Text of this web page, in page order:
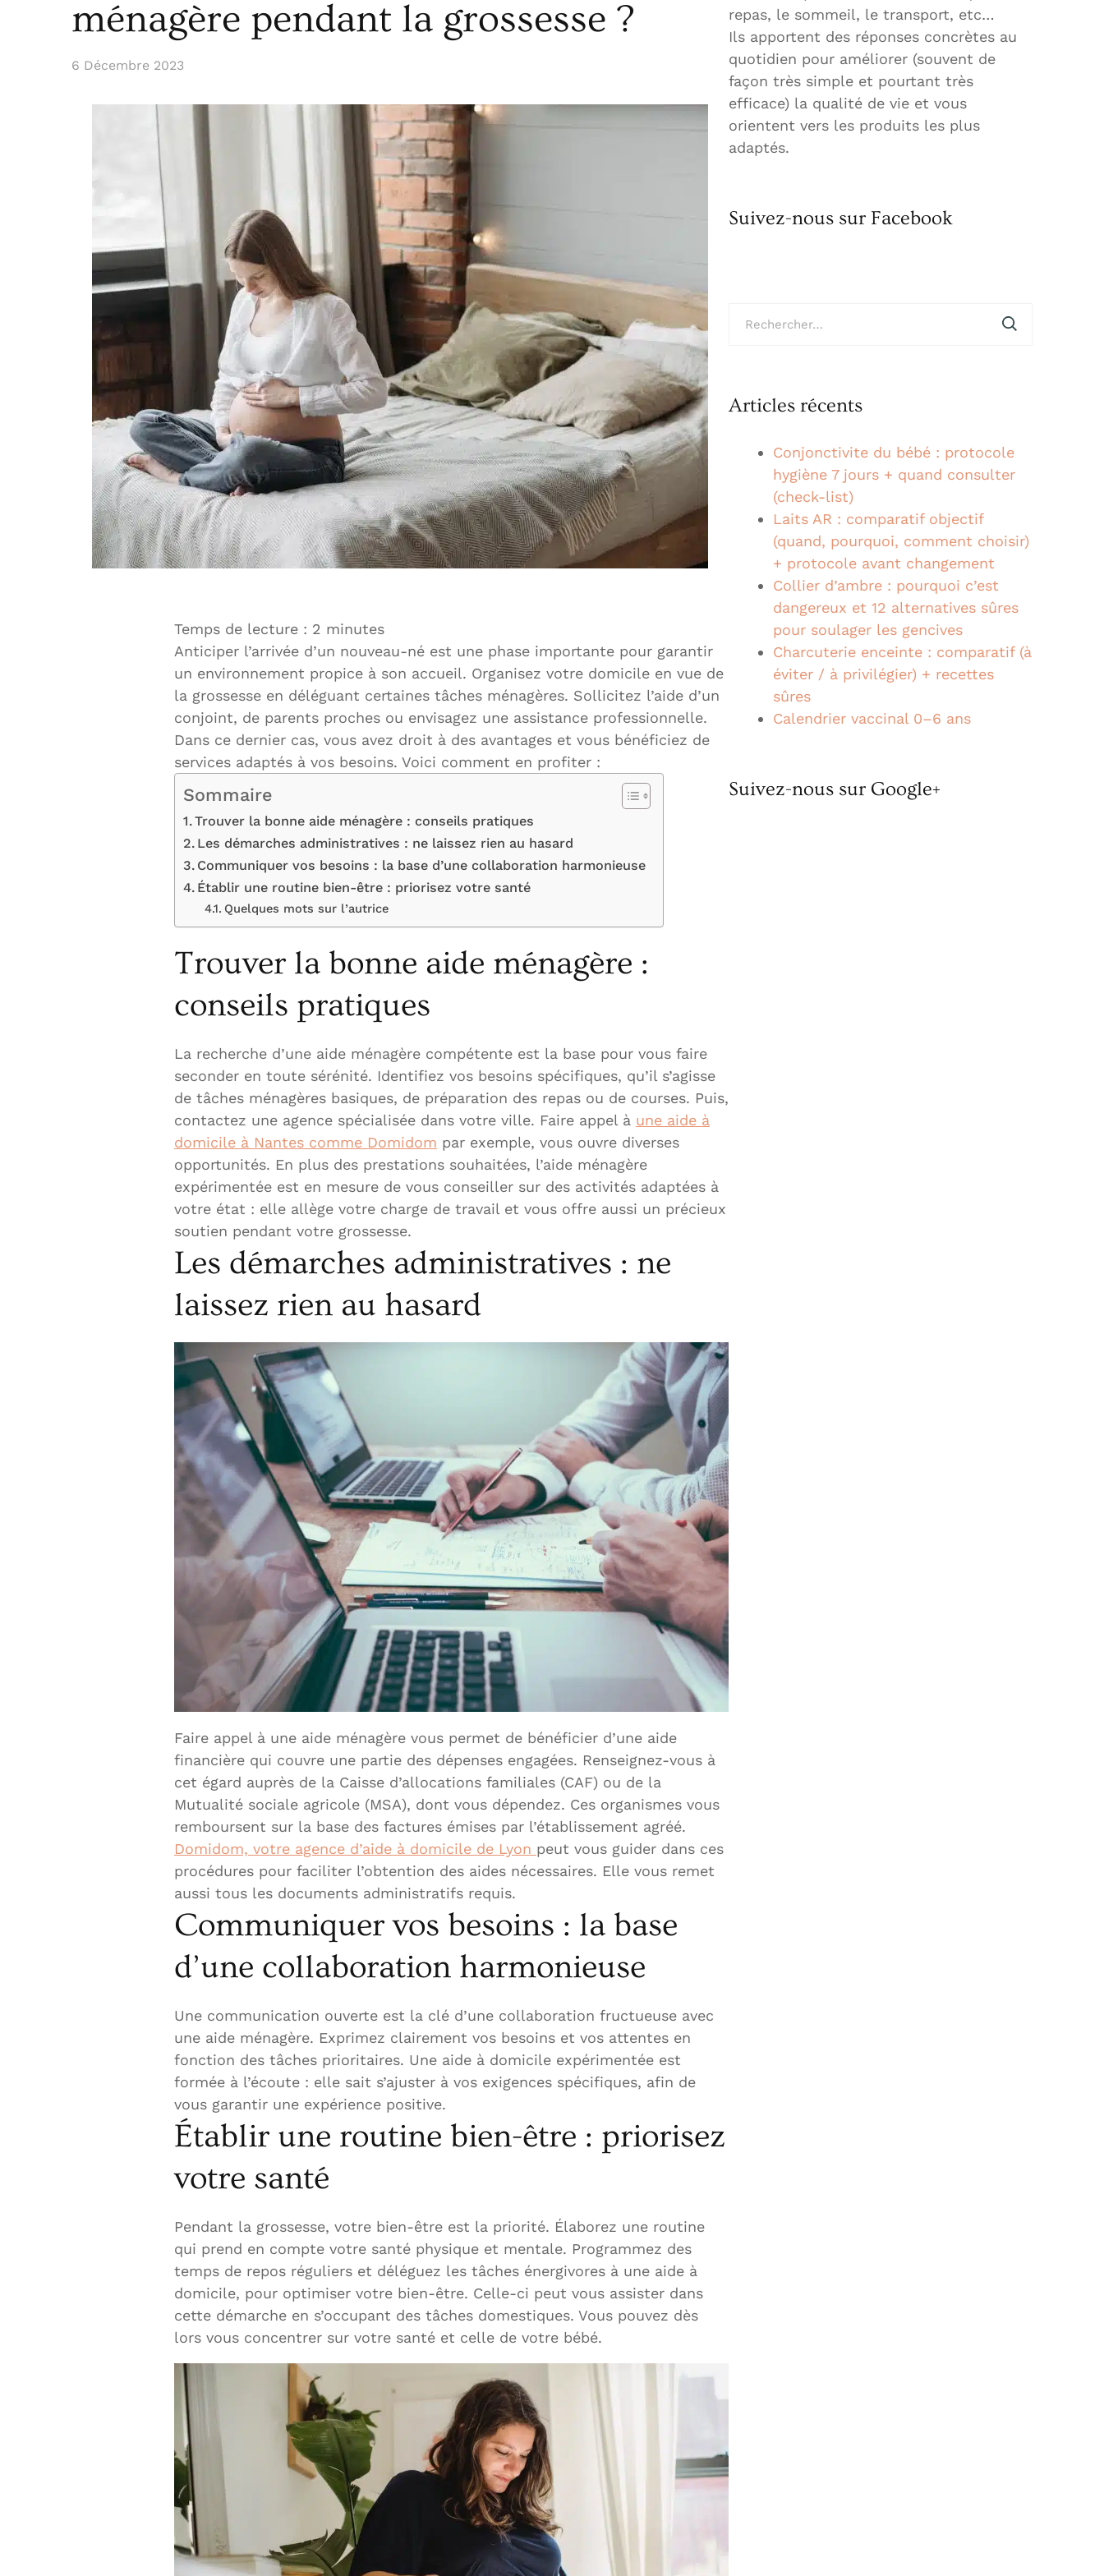
ménagère pendant la grossesse ?
6 Décembre 2023
Temps de lecture : 2 minutes
Anticiper l’arrivée d’un nouveau-né est une phase importante pour garantir
un environnement propice à son accueil. Organisez votre domicile en vue de
la grossesse en déléguant certaines tâches ménagères. Sollicitez l’aide d’un
conjoint, de parents proches ou envisagez une assistance professionnelle.
Dans ce dernier cas, vous avez droit à des avantages et vous bénéficiez de
services adaptés à vos besoins. Voici comment en profiter :
Sommaire
Trouver la bonne aide ménagère : conseils pratiques
Les démarches administratives : ne laissez rien au hasard
Communiquer vos besoins : la base d’une collaboration harmonieuse
Établir une routine bien-être : priorisez votre santé
Quelques mots sur l’autrice
Trouver la bonne aide ménagère :
conseils pratiques
La recherche d’une aide ménagère compétente est la base pour vous faire
seconder en toute sérénité. Identifiez vos besoins spécifiques, qu’il s’agisse
de tâches ménagères basiques, de préparation des repas ou de courses. Puis,
contactez une agence spécialisée dans votre ville. Faire appel à une aide à
domicile à Nantes comme Domidom par exemple, vous ouvre diverses
opportunités. En plus des prestations souhaitées, l’aide ménagère
expérimentée est en mesure de vous conseiller sur des activités adaptées à
votre état : elle allège votre charge de travail et vous offre aussi un précieux
soutien pendant votre grossesse.
Les démarches administratives : ne
laissez rien au hasard
Faire appel à une aide ménagère vous permet de bénéficier d’une aide
financière qui couvre une partie des dépenses engagées. Renseignez-vous à
cet égard auprès de la Caisse d’allocations familiales (CAF) ou de la
Mutualité sociale agricole (MSA), dont vous dépendez. Ces organismes vous
remboursent sur la base des factures émises par l’établissement agréé.
Domidom, votre agence d’aide à domicile de Lyon peut vous guider dans ces
procédures pour faciliter l’obtention des aides nécessaires. Elle vous remet
aussi tous les documents administratifs requis.
Communiquer vos besoins : la base
d’une collaboration harmonieuse
Une communication ouverte est la clé d’une collaboration fructueuse avec
une aide ménagère. Exprimez clairement vos besoins et vos attentes en
fonction des tâches prioritaires. Une aide à domicile expérimentée est
formée à l’écoute : elle sait s’ajuster à vos exigences spécifiques, afin de
vous garantir une expérience positive.
Établir une routine bien-être : priorisez
votre santé
Pendant la grossesse, votre bien-être est la priorité. Élaborez une routine
qui prend en compte votre santé physique et mentale. Programmez des
temps de repos réguliers et déléguez les tâches énergivores à une aide à
domicile, pour optimiser votre bien-être. Celle-ci peut vous assister dans
cette démarche en s’occupant des tâches domestiques. Vous pouvez dès
lors vous concentrer sur votre santé et celle de votre bébé.
repas, le sommeil, le transport, etc…
Ils apportent des réponses concrètes au
quotidien pour améliorer (souvent de
façon très simple et pourtant très
efficace) la qualité de vie et vous
orientent vers les produits les plus
adaptés.
Suivez-nous sur Facebook
Articles récents
Conjonctivite du bébé : protocole
hygiène 7 jours + quand consulter
(check-list)
Laits AR : comparatif objectif
(quand, pourquoi, comment choisir)
+ protocole avant changement
Collier d’ambre : pourquoi c’est
dangereux et 12 alternatives sûres
pour soulager les gencives
Charcuterie enceinte : comparatif (à
éviter / à privilégier) + recettes
sûres
Calendrier vaccinal 0–6 ans
Suivez-nous sur Google+